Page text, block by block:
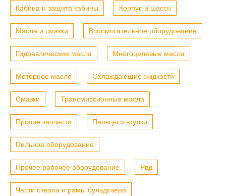
Кабина и защита кабины Корпус и шасси
Масла и смазки Вспомогательное оборудование
Гидравлические масла Многоцелевые масла
Моторное масло Охлаждающие жидкости
Смазки Трансмиссионные масла
Прочие запчасти Пальцы и втулки
Пильное оборудование
Прочее рабочее оборудование Рвд
Части отвала и рамы бульдозера